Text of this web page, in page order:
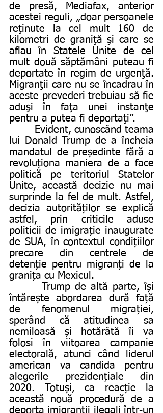
de presă, Mediafax, anterior
acestei reguli, „doar persoanele
reţinute la cel mult 160 de
kilometri de graniţă şi care se
aflau în Statele Unite de cel
mult două săptămâni puteau fi
deportate în regim de urgenţă.
Migranţii care nu se încadrau în
aceste prevederi trebuiau să fie
aduşi în faţa unei instanţe
pentru a putea fi deportaţi”.
lui Donald Trump de a încheia
mandatul de președinte fără a
revoluționa maniera de a face
politică pe teritoriul Statelor
Unite, această decizie nu mai
surprinde la fel de mult. Astfel,
decizia autorităților se explică
astfel, prin criticile aduse
politicii de imigrație inaugurate
de SUA, în contextul condițiilor
precare din centrele de
detenție pentru migranți de la
granița cu Mexicul.
întărește abordarea dură față
de fenomenul migrației,
sperând că atitudinea sa
nemiloasă și hotărâtă îi va
folosi în viitoarea campanie
electorală, atunci când liderul
american va candida pentru
alegerile prezidențiale din
2020. Totuși, ca reacție la
această nouă procedură de a
deporta imigranții ilegali într-un